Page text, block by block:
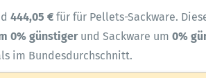
444,05 € für für Pellets-Sackware.
0% günstiger und Sackware um 0%
im Bundesdurchschnitt.